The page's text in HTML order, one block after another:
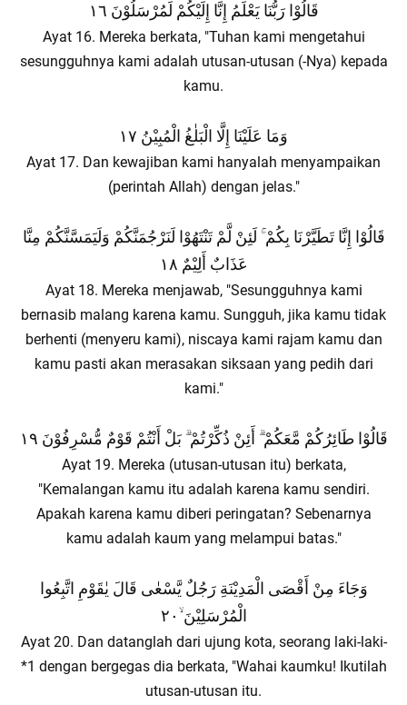
قَالُوْا رَبُّنَا يَعْلَمُ إِنَّا إِلَيْكُمْ لَمُرْسَلُوْنَ ١٦
Ayat 16. Mereka berkata, "Tuhan kami mengetahui
sesungguhnya kami adalah utusan-utusan (-Nya) kepada
kamu.
وَمَا عَلَيْنَا إِلَّا الْبَلٰغُ الْمُبِيْنُ ١٧
Ayat 17. Dan kewajiban kami hanyalah menyampaikan
(perintah Allah) dengan jelas."
قَالُوْا إِنَّا تَطَيَّرْنَا بِكُمْ ۚ لَئِنْ لَّمْ تَنْتَهُوْا لَنَرْجُمَنَّكُمْ وَلَيَمَسَّنَّكُمْ مِنَّا
عَذَابٌ أَلِيْمٌ ١٨
Ayat 18. Mereka menjawab, "Sesungguhnya kami
bernasib malang karena kamu. Sungguh, jika kamu tidak
berhenti (menyeru kami), niscaya kami rajam kamu dan
kamu pasti akan merasakan siksaan yang pedih dari
kami."
قَالُوْا طَائِرُكُمْ مَّعَكُمْ ۗ أَئِنْ ذُكِّرْتُمْ ۗ بَلْ أَنْتُمْ قَوْمٌ مُّسْرِفُوْنَ ١٩
Ayat 19. Mereka (utusan-utusan itu) berkata,
"Kemalangan kamu itu adalah karena kamu sendiri.
Apakah karena kamu diberi peringatan? Sebenarnya
kamu adalah kaum yang melampui batas."
وَجَاءَ مِنْ أَقْصَى الْمَدِيْنَةِ رَجُلٌ يَّسْعٰى قَالَ يٰقَوْمِ اتَّبِعُوا
الْمُرْسَلِيْنَ ۙ٢٠
Ayat 20. Dan datanglah dari ujung kota, seorang laki-laki-
*1 dengan bergegas dia berkata, "Wahai kaumku! Ikutilah
utusan-utusan itu.